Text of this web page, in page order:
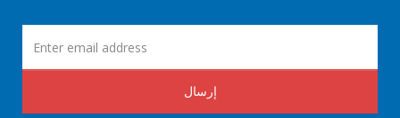
إرسال